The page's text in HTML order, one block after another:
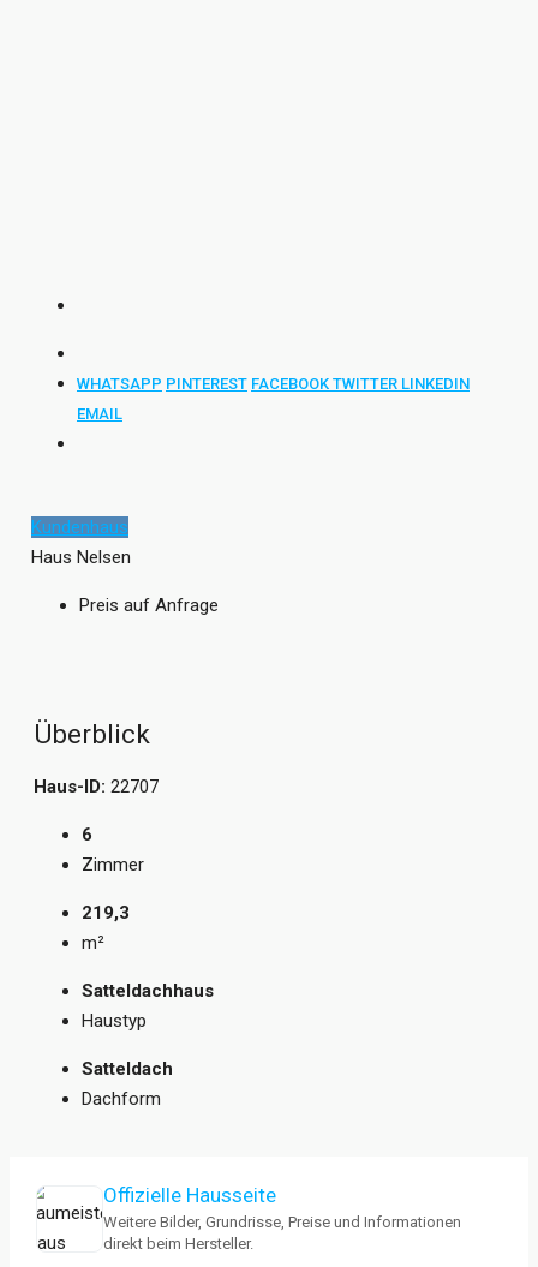
WHATSAPP PINTEREST FACEBOOK TWITTER LINKEDIN
EMAIL
Kundenhaus
Haus Nelsen
Preis auf Anfrage
Überblick
Haus-ID: 22707
6
Zimmer
219,3
m²
Satteldachhaus
Haustyp
Satteldach
Dachform
Offizielle Hausseite
Weitere Bilder, Grundrisse, Preise und Informationen
direkt beim Hersteller.